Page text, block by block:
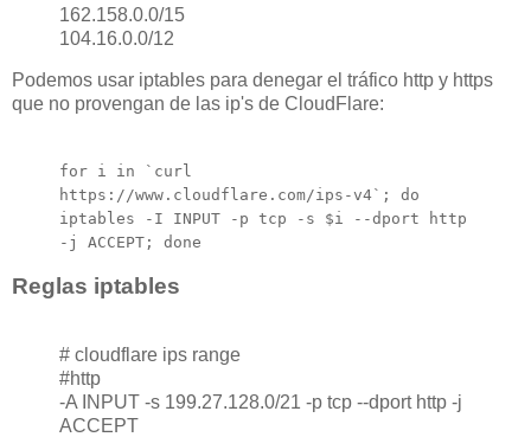
162.158.0.0/15
104.16.0.0/12
Podemos usar iptables para denegar el tráfico http y https
que no provengan de las ip's de CloudFlare:
for i in ` curl
https://www.cloudflare.com/ips-v4` ; do
iptables -I INPUT -p tcp -s $i --dport http
-j ACCEPT; done
Reglas iptables
# cloudflare ips range
#http
-A INPUT -s 199.27.128.0/21 -p tcp --dport http -j
ACCEPT